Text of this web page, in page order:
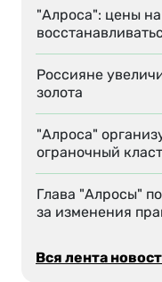
"Алроса": цены
Россияне
золота
"Алроса"
ограночный
Глава "Алросы"
за изменения
Вся лента